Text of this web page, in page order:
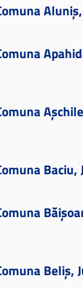
Baciu,
Beliș,